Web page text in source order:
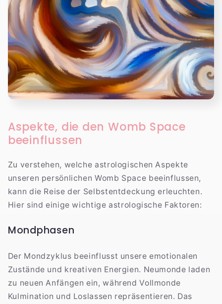
Aspekte, die den Womb Space
beeinflussen
Zu verstehen, welche astrologischen Aspekte
unseren persönlichen Womb Space beeinflussen,
kann die Reise der Selbstentdeckung erleuchten.
Hier sind einige wichtige astrologische Faktoren:
Mondphasen
Der Mondzyklus beeinflusst unsere emotionalen
Zustände und kreativen Energien. Neumonde laden
zu neuen Anfängen ein, während Vollmonde
Kulmination und Loslassen repräsentieren. Das